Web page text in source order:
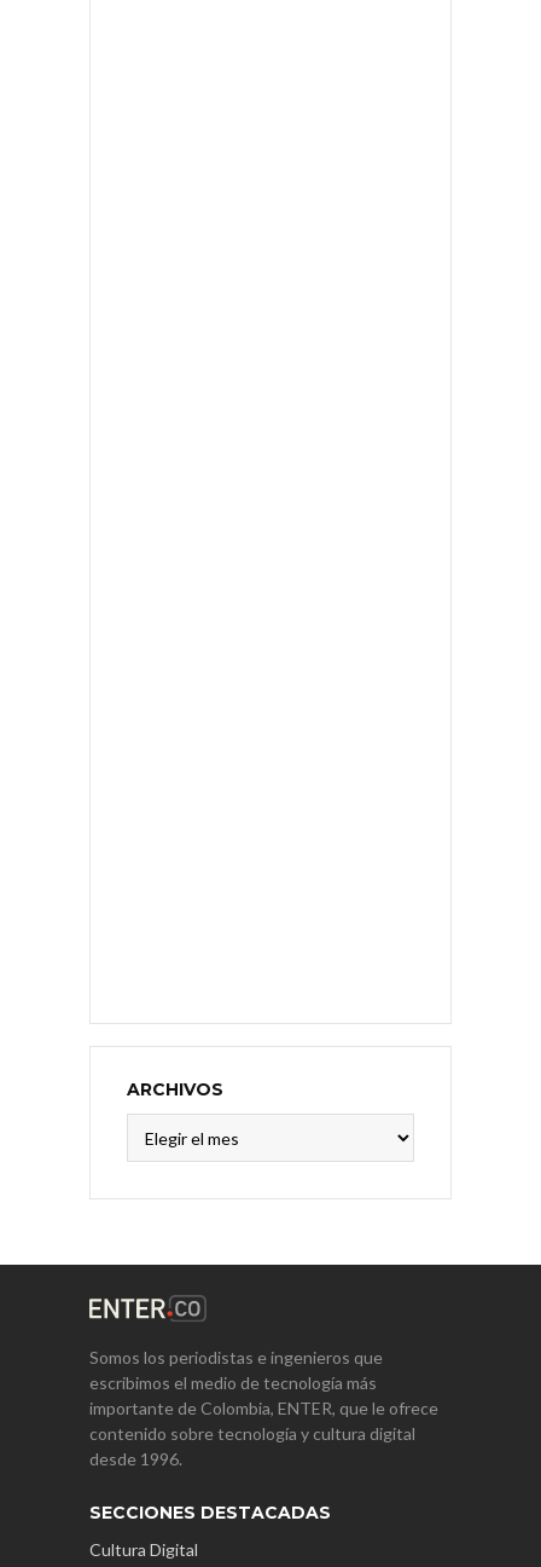
ARCHIVOS
Somos los periodistas e ingenieros que
escribimos el medio de tecnología más
importante de Colombia, ENTER, que le ofrece
contenido sobre tecnología y cultura digital
desde 1996.
SECCIONES DESTACADAS
Cultura Digital